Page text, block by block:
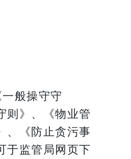
般操守守
则》、《物业管
、《防止贪污事
于监管局网页下